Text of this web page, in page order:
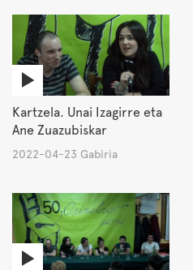
Kartzela. Unai Izagirre eta
Ane Zuazubiskar
2022-04-23 Gabiria